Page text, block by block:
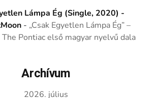
Lámpa Ég (Single, 2020) -
- „Csak Egyetlen Lámpa Ég” –
Pontiac első magyar nyelvű dala
Archívum
2026. július